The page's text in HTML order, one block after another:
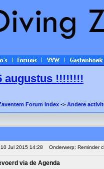
augustus !!!!!!!!
Forum Index -> Andere
Jul 2015 14:28 Onderwerp: Reminder
via de Agenda